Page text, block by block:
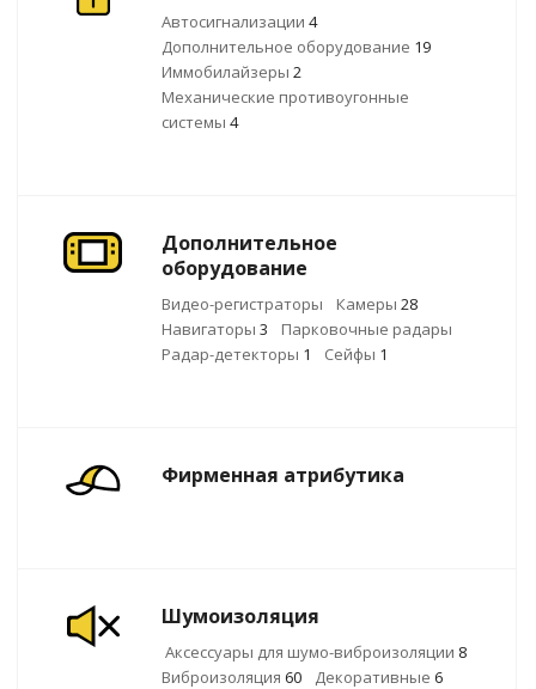
Автосигнализации 4
Дополнительное оборудование 19
Иммобилайзеры 2
Механические противоугонные
системы 4
Дополнительное
оборудование
Видео-регистраторы Камеры 28
Навигаторы 3
Парковочные радары
Радар-детекторы 1 Сейфы 1
Фирменная атрибутика
Шумоизоляция
Аксессуары для шумо-виброизоляции 8
Виброизоляция 60 Декоративные 6